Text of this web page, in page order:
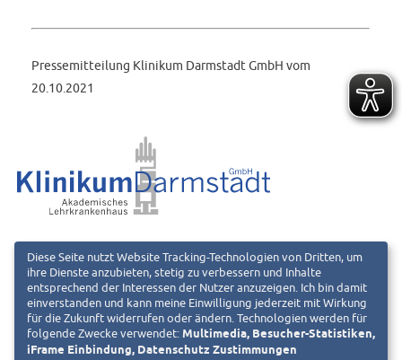
Pressemitteilung Klinikum Darmstadt GmbH vom
20.10.2021
Klinikum Darmstadt GmbH
Eva Bredow-Cordier
Pressesprecherin
Tel.: 06151 – 107 6709
eva.bredow-cordier@mail.klinikum-darmstadt.de
Diese Seite nutzt Website Tracking-Technologien von Dritten, um
ihre Dienste anzubieten, stetig zu verbessern und Inhalte
entsprechend der Interessen der Nutzer anzuzeigen. Ich bin damit
einverstanden und kann meine Einwilligung jederzeit mit Wirkung
für die Zukunft widerrufen oder ändern. Technologien werden für
folgende Zwecke verwendet: Multimedia, Besucher-Statistiken,
iFrame Einbindung, Datenschutz Zustimmungen